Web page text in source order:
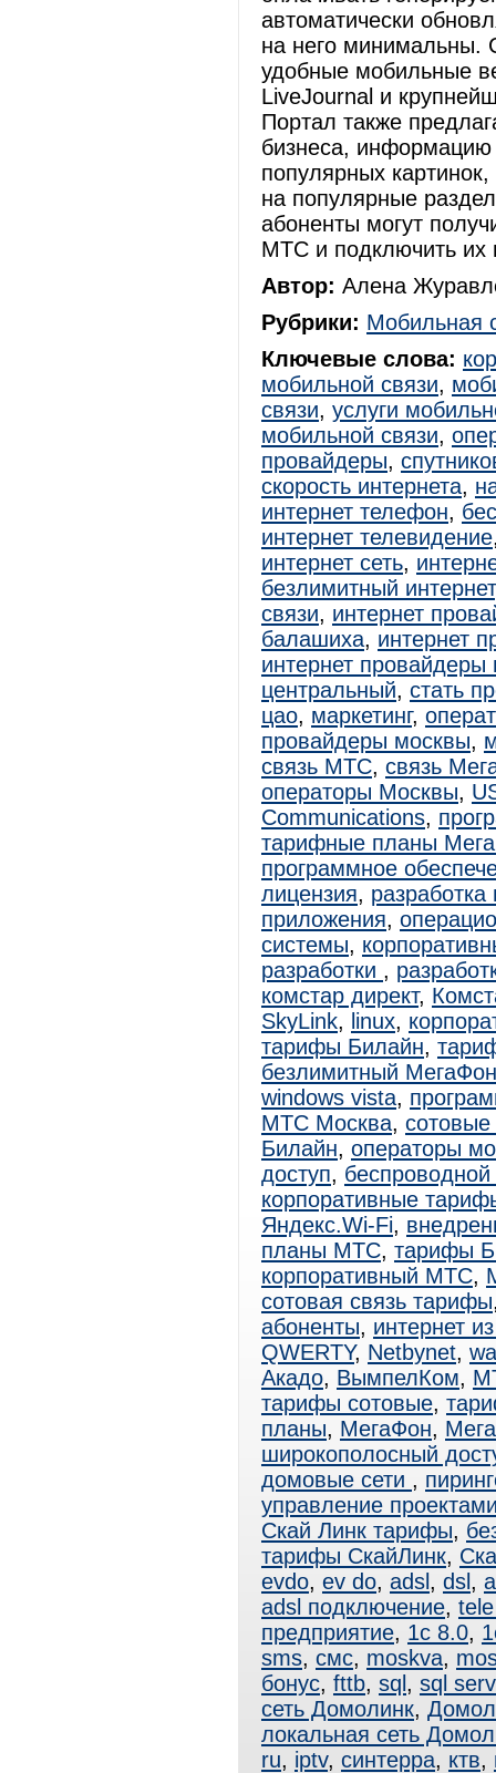
автоматически
на него минимальны.
удобные мобильные
LiveJournal и
Портал также
бизнеса, информацию
популярных
на популярные
абоненты могут
МТС и подключить их
Автор: Алена
Рубрики: Мобильная
Ключевые слова:
мобильной связи,
связи, услуги
мобильной связи,
провайдеры,
скорость интернета,
интернет телефон,
интернет телевидение
интернет сеть,
безлимитный интернет
связи, интернет
балашиха, интернет
интернет провайдеры
центральный, стать
цао, маркетинг,
провайдеры москвы,
связь МТС, связь
операторы Москвы,
Communications,
тарифные планы
программное
лицензия,
приложения,
системы,
разработки ,
комстар директ,
SkyLink, linux,
тарифы Билайн,
безлимитный МегаФон
windows vista,
МТС Москва,
Билайн, операторы
доступ, беспроводной
корпоративные
Яндекс.Wi-Fi,
планы МТС, тарифы
корпоративный МТС,
сотовая связь тарифы
абоненты, интернет
QWERTY, Netbynet,
Акадо, ВымпелКом,
тарифы сотовые,
планы, МегаФон,
широкополосный
домовые сети ,
управление
Скай Линк тарифы,
тарифы СкайЛинк,
evdo, ev do, adsl , dsl ,
adsl подключение,
предприятие, 1с 8.0,
sms, смс, moskva,
бонус, fttb, sql , sql
сеть Домолинк,
локальная сеть
ru, iptv, синтерра, ктв,